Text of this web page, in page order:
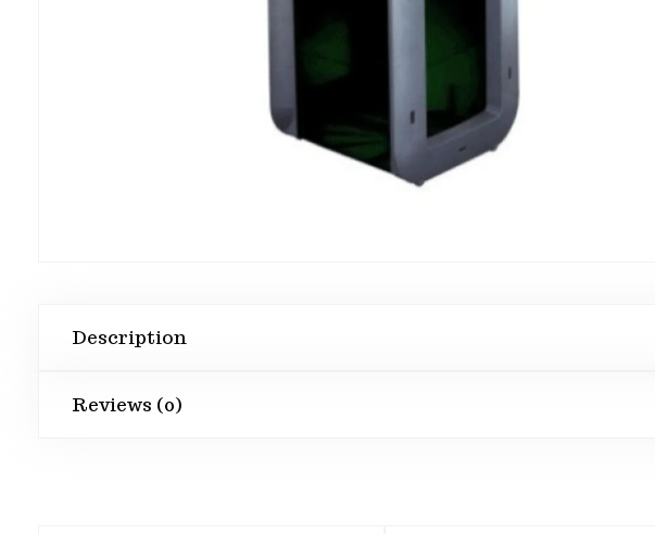
Description
Reviews (0)